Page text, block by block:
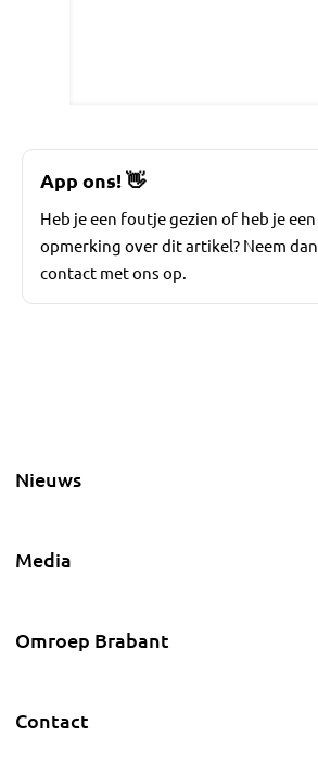
App ons!👋
Heb je een foutje gezien of heb je een
opmerking over dit artikel? Neem dan
contact met ons op.
Nieuws
Media
Omroep Brabant
Contact